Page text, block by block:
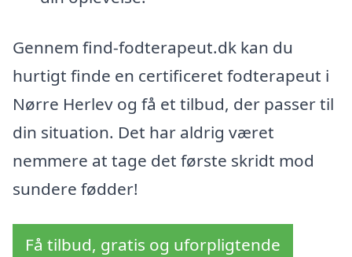
Gennem find-fodterapeut.dk kan du
hurtigt finde en certificeret fodterapeut i
Nørre Herlev og få et tilbud, der passer til
din situation. Det har aldrig været
nemmere at tage det første skridt mod
sundere fødder!
Få tilbud, gratis og uforpligtende